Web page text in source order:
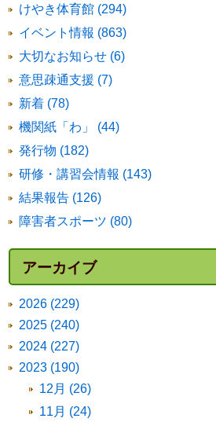
けやき体育館 (294)
イベント情報 (863)
大切なお知らせ (6)
意思疎通支援 (7)
新着 (78)
機関紙「わ」 (44)
発行物 (182)
研修・講習会情報 (143)
結果報告 (126)
障害者スポーツ (80)
アーカイブ
2026 (229)
2025 (240)
2024 (227)
2023 (190)
12月 (26)
11月 (24)